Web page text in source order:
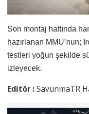
Son montaj hattında
hazırlanan MMU’nun;
testleri yoğun şekilde
izleyecek.
Editör :SavunmaTR